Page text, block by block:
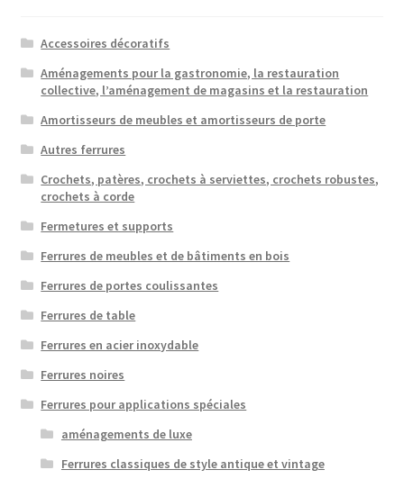
Accessoires décoratifs
Aménagements pour la gastronomie, la restauration
collective, l’aménagement de magasins et la restauration
Amortisseurs de meubles et amortisseurs de porte
Autres ferrures
Crochets, patères, crochets à serviettes, crochets robustes,
crochets à corde
Fermetures et supports
Ferrures de meubles et de bâtiments en bois
Ferrures de portes coulissantes
Ferrures de table
Ferrures en acier inoxydable
Ferrures noires
Ferrures pour applications spéciales
aménagements de luxe
Ferrures classiques de style antique et vintage